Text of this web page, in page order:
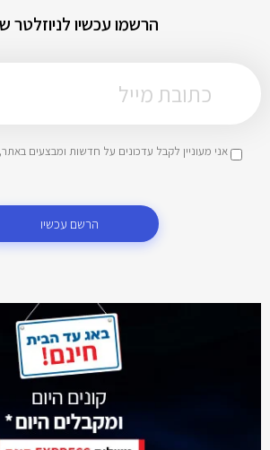
הרשמו עכשיו לניוזלטר
אני מעוניין לקבל עדכונים על חדשות ומבצעים
הרשם עכשיו